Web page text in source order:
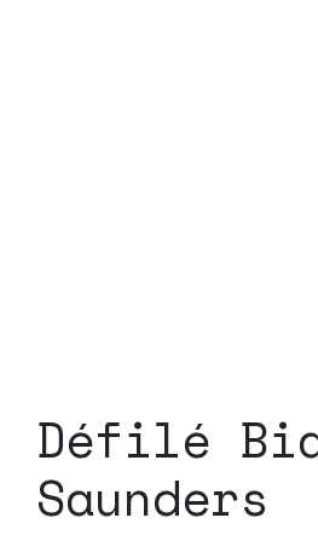
Défilé
Saunders